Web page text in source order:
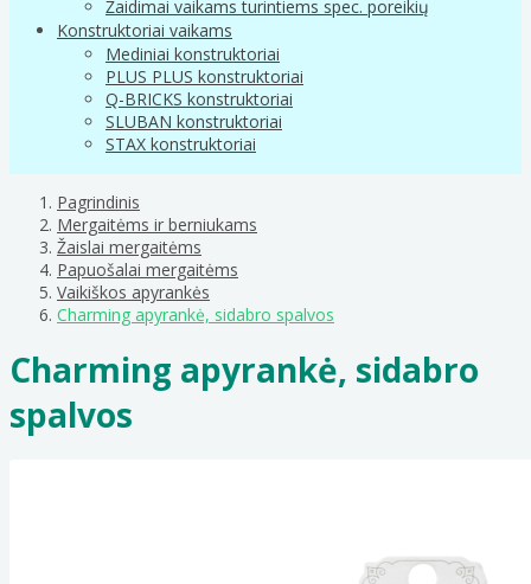
Žaidimai vaikams turintiems spec. poreikių
Konstruktoriai vaikams
Mediniai konstruktoriai
PLUS PLUS konstruktoriai
Q-BRICKS konstruktoriai
SLUBAN konstruktoriai
STAX konstruktoriai
Pagrindinis
Mergaitėms ir berniukams
Žaislai mergaitėms
Papuošalai mergaitėms
Vaikiškos apyrankės
Charming apyrankė, sidabro spalvos
Charming apyrankė, sidabro
spalvos